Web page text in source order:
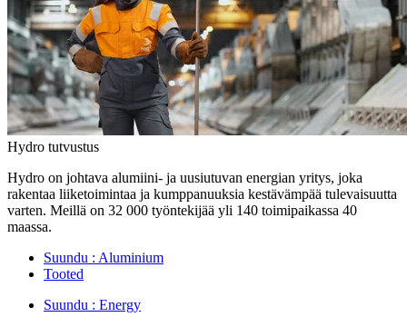
Hydro tutvustus
Hydro on johtava alumiini- ja uusiutuvan energian yritys, joka
rakentaa liiketoimintaa ja kumppanuuksia kestävämpää tulevaisuutta
varten. Meillä on 32 000 työntekijää yli 140 toimipaikassa 40
maassa.
Suundu : Aluminium
Tooted
Suundu : Energy